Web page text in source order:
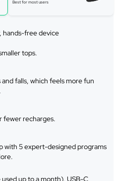
Best for most users
hands-free device
tops.
falls, which feels more fun
fewer recharges.
with 5 expert-designed programs
up to a month), USB-C